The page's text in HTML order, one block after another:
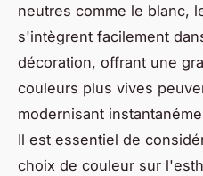
neutres comme le blanc,
s'intègrent facilement
décoration, offrant une
couleurs plus vives
modernisant
Il est essentiel de
choix de couleur sur